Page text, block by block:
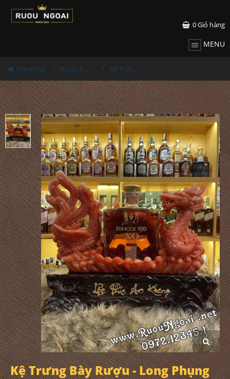
0Giỏ hàng
MENU
Trang chủ Rượu Phong Thủy Kệ Trưng Bày Rượu - Long Phụng
Kệ Trưng Bày Rượu - Long Phụng